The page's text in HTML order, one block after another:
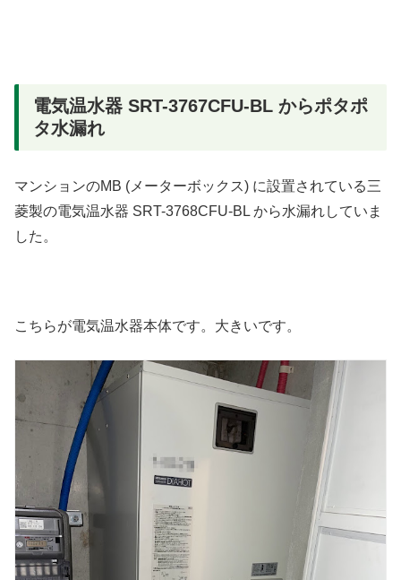
電気温水器 SRT-3767CFU-BL からポタポ
タ水漏れ
マンションのMB (メーターボックス) に設置されている三
菱製の電気温水器 SRT-3768CFU-BL から水漏れしていま
した。
こちらが電気温水器本体です。大きいです。